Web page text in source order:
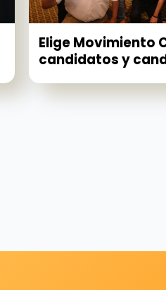
Elige Movimiento
candidatos y